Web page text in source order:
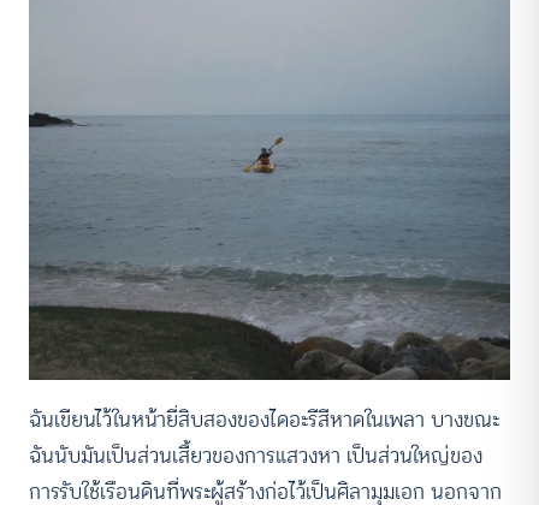
ฉันเขียนไว้ในหน้ายี่สิบสองของไดอะรีสีหาดในเพลา บางขณะ
ฉันนับมันเป็นส่วนเสี้ยวของการแสวงหา เป็นส่วนใหญ่ของ
การรับใช้เรือนดินที่พระผู้สร้างก่อไว้เป็นศิลามุมเอก นอกจาก